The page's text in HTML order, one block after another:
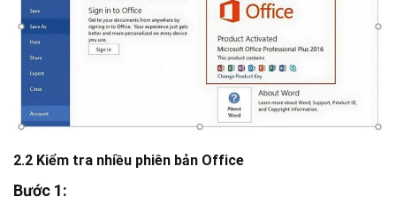
2.2 Kiểm tra nhiều phiên bản Office
Bước 1: